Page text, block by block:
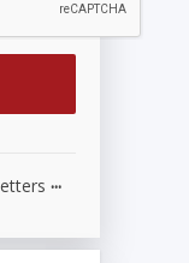
...